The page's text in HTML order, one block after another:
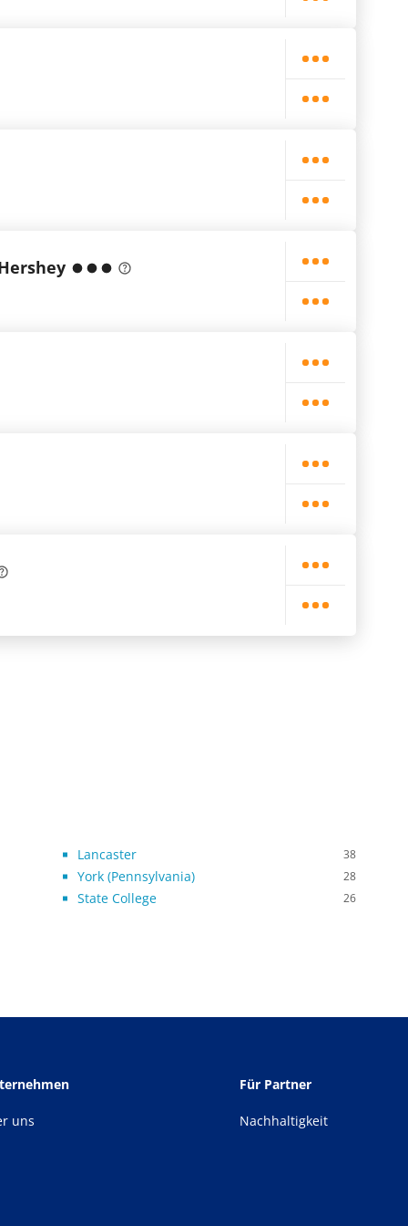
Lancaster 38
York (Pennsylvania) 28
State College 26
uns
Für Partner
Nachhaltigkeit